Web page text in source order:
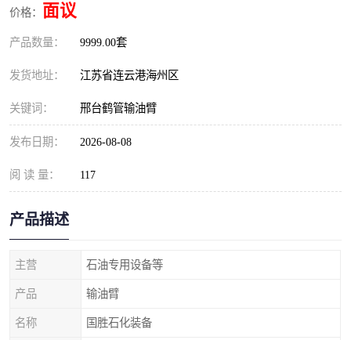
价格： 面议
产品数量： 9999.00套
发货地址： 江苏省连云港海州区
关键词： 邢台鹤管输油臂
发布日期： 2026-08-08
阅 读 量： 117
产品描述
主营 石油专用设备等
产品 输油臂
名称 国胜石化装备